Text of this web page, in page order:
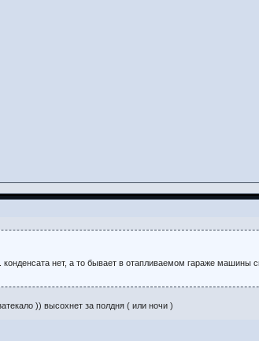
нет, а то бывает в отапливаемом гараже машины
)) высохнет за полдня ( или ночи )